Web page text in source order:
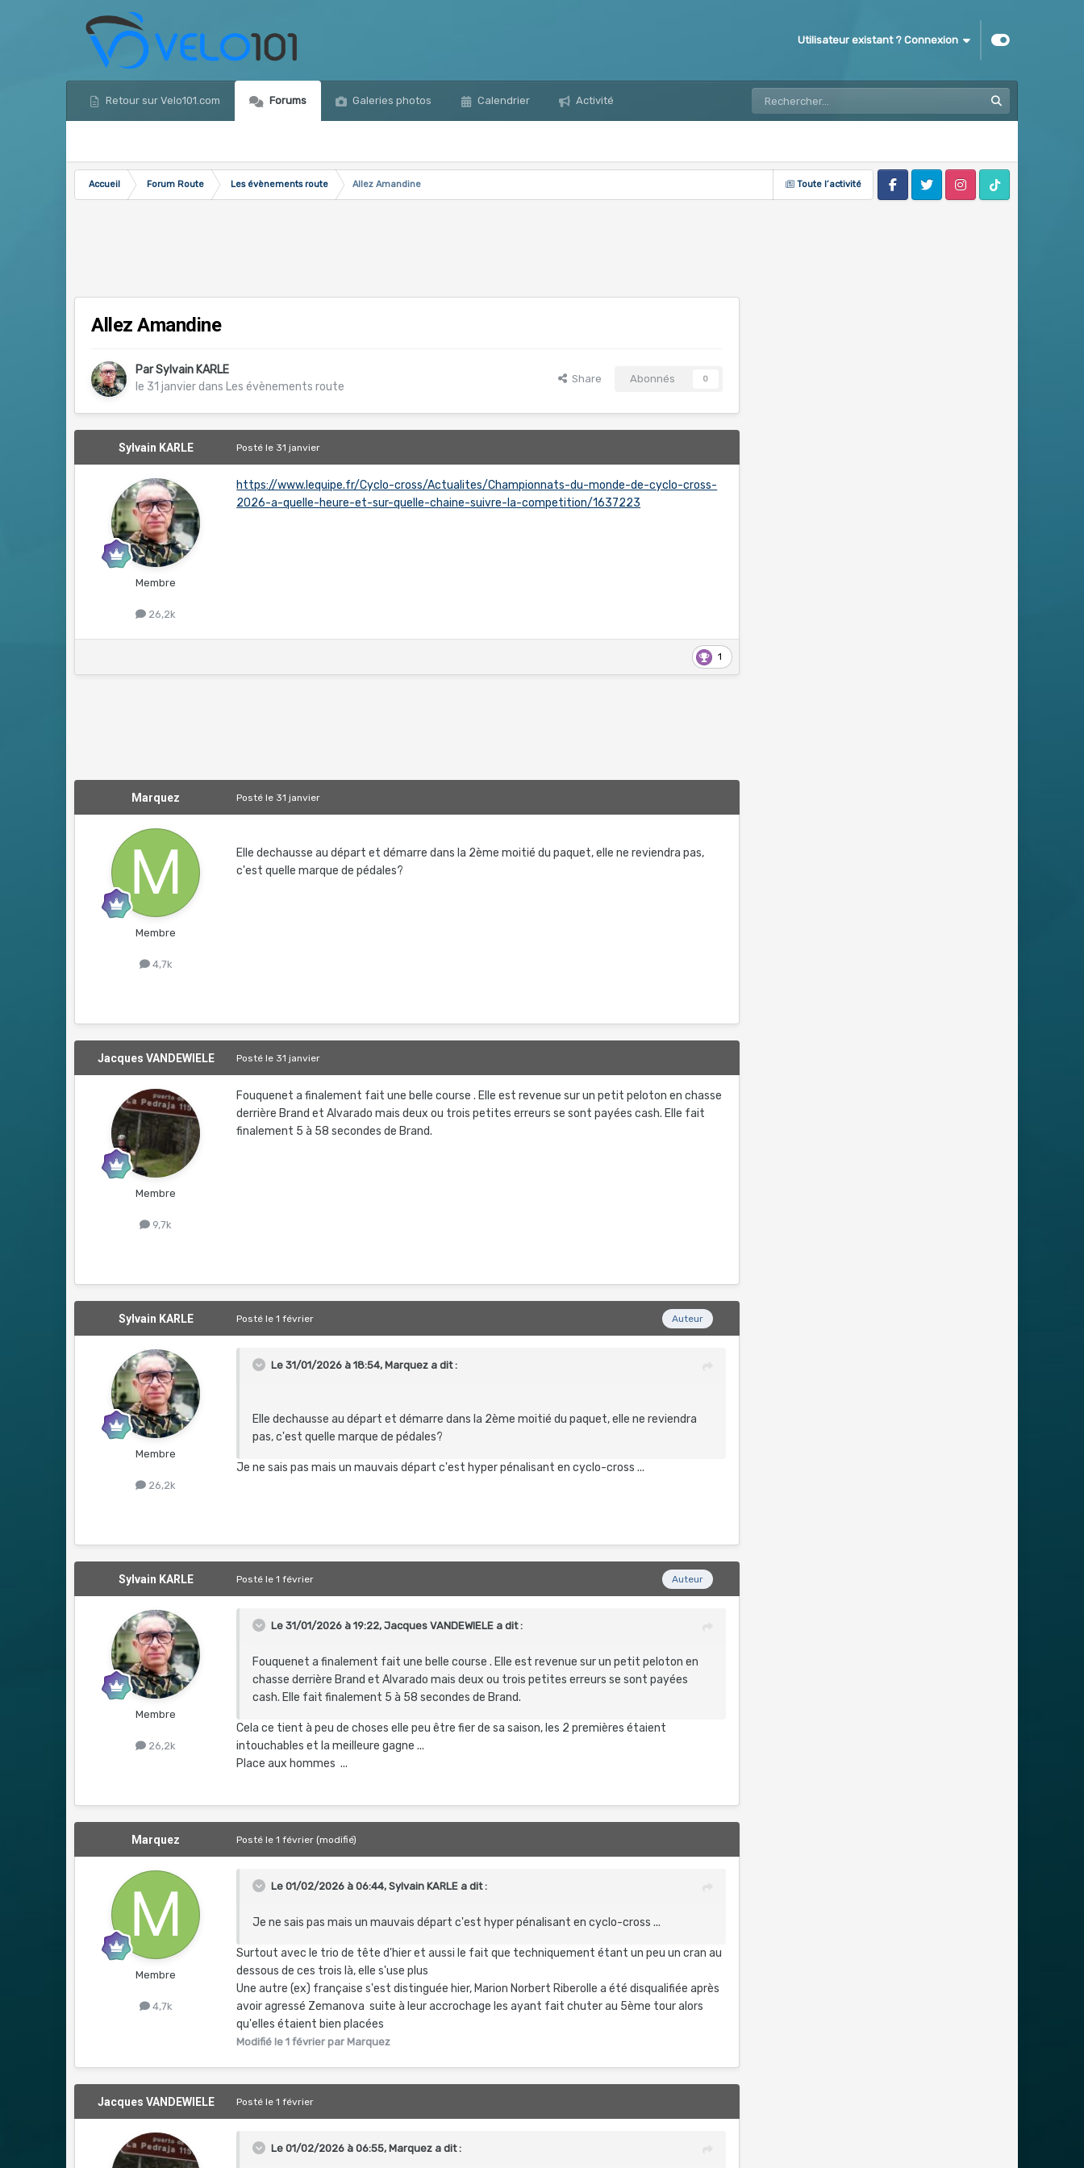
Utilisateur existant ? Connexion
Retour sur Velo101.com Forums Galeries photos Calendrier Activité
Toute l’activité
Accueil Forum Route Les évènements route
Allez Amandine
FacebookTwitter InstagramTik Tok
Allez Amandine
ParSylvain KARLE
le 31 janvierdans Les évènements route
Share Abonnés 0
Sylvain KARLE
Membre
26,2k
Postéle 31 janvier
https://www.lequipe.fr/Cyclo-cross/Actualites/Championnats-du-monde-de-cyclo-cross-
2026-a-quelle-heure-et-sur-quelle-chaine-suivre-la-competition/1637223
1
Marquez
Membre
4,7k
Postéle 31 janvier
Elle dechausse au départ et démarre dans la 2ème moitié du paquet, elle ne reviendra pas,
c'est quelle marque de pédales?
Jacques VANDEWIELE
Membre
9,7k
Postéle 31 janvier
Fouquenet a finalement fait une belle course . Elle est revenue sur un petit peloton en chasse
derrière Brand et Alvarado mais deux ou trois petites erreurs se sont payées cash. Elle fait
finalement 5 à 58 secondes de Brand.
Sylvain KARLE
Membre
26,2k
Auteur
Postéle 1 février
Le 31/01/2026 à 18:54,Marquez a dit :
Elle dechausse au départ et démarre dans la 2ème moitié du paquet, elle ne reviendra
pas, c'est quelle marque de pédales?
Je ne sais pas mais un mauvais départ c'est hyper pénalisant en cyclo-cross ...
Sylvain KARLE
Membre
26,2k
Auteur
Postéle 1 février
Le 31/01/2026 à 19:22,Jacques VANDEWIELE a dit :
Fouquenet a finalement fait une belle course . Elle est revenue sur un petit peloton en
chasse derrière Brand et Alvarado mais deux ou trois petites erreurs se sont payées
cash. Elle fait finalement 5 à 58 secondes de Brand.
Cela ce tient à peu de choses elle peu être fier de sa saison, les 2 premières étaient
intouchables et la meilleure gagne ...
Place aux hommes ...
Marquez
Membre
4,7k
Postéle 1 février (modifié)
Le 01/02/2026 à 06:44,Sylvain KARLE a dit :
Je ne sais pas mais un mauvais départ c'est hyper pénalisant en cyclo-cross ...
Surtout avec le trio de tête d'hier et aussi le fait que techniquement étant un peu un cran au
dessous de ces trois là, elle s'use plus
Une autre (ex) française s'est distinguée hier, Marion Norbert Riberolle a été disqualifiée après
avoir agressé Zemanova suite à leur accrochage les ayant fait chuter au 5ème tour alors
qu'elles étaient bien placées
Modifié le 1 février par Marquez
Jacques VANDEWIELE Postéle 1 février
Le 01/02/2026 à 06:55,Marquez a dit :